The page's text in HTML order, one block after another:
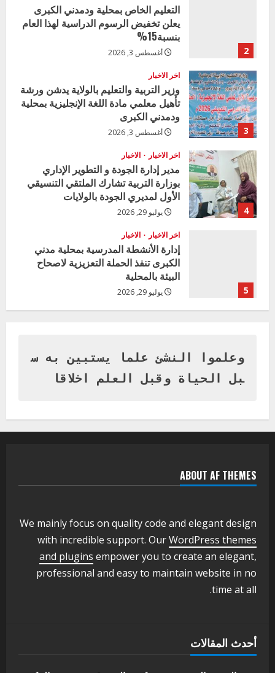
2
التعليم الخاص بمحلية ودمدني الكبرى
يعلن تخفيض الرسوم الدراسية لهذا العام
بنسبة15%
أغسطس 3, 2026
3
اخر الاخبار
وزير التربية والتعليم بالولاية يدشن ورشة
تأهيل معلمي مادة اللغة الإنجليزية بمحلية
ودمدني الكبرى
أغسطس 3, 2026
4
اخر الاخبار الاخبار
مدير إدارة الجودة و التطوير الإداري
بوزارة التربية تشارك الملتقي التنسيقي
الأول لمديري الجودة بالولايات
يوليو 29, 2026
5
اخر الاخبار الاخبار
إدارة الأنشطة المدرسية بمحلية مدني
الكبرى تنفذ الحملة التعزيزية لاصحاح
البيئة بالمحلية
يوليو 29, 2026
بنات بمحلية ود مدني الكبرى
أغسطس 3, 2026
يعلن تخفيض الرسوم الدراسية لهذا العام
بنسبة15%
3
وزير التربية والتعليم بالولاية يدشن ورشة
أغسطس 3, 2026
اخر الاخبار الاخبار
مدير إدارة الجودة و التطوير الإداري
بوزارة التربية تشارك الملتقي التنسيقي
وعلموا النشئ علما يستبين به س
بل الحياة وقبل العلم اخلاقا
ABOUT AF THEMES
We mainly focus on quality code and elegant design
with incredible support. OurWordPress themes
and plugins empower you to create an elegant,
professional and easy to maintain website in no
time at all.
أحدث المقالات